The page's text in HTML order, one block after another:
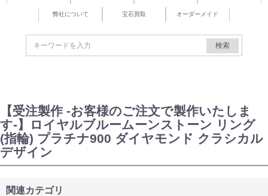
弊社について 宝石買取 オーダーメイド
検索
【受注製作 -お客様のご注文で製作いたしま
す-】ロイヤルブルームーンストーン リング
(指輪) プラチナ900 ダイヤモンド クラシカル
デザイン
関連カテゴリ